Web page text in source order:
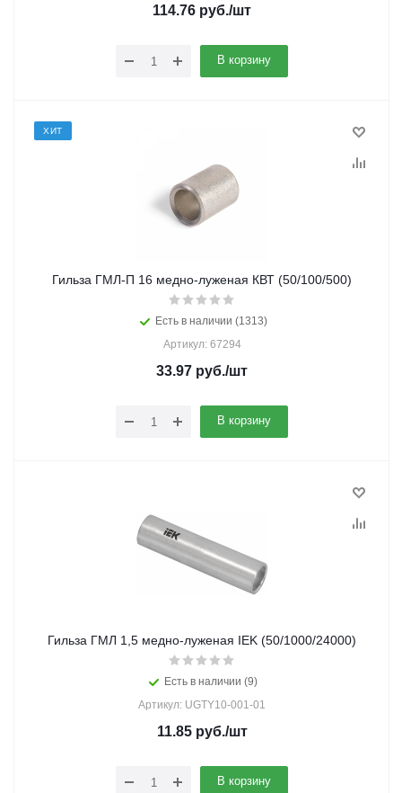
114.76 руб./шт
В корзину
ХИТ
Гильза ГМЛ-П 16 медно-луженая КВТ (50/100/500)
Есть в наличии (1313)
Артикул: 67294
33.97 руб./шт
В корзину
Гильза ГМЛ 1,5 медно-луженая IEK (50/1000/24000)
Есть в наличии (9)
Артикул: UGTY10-001-01
11.85руб./шт
В корзину